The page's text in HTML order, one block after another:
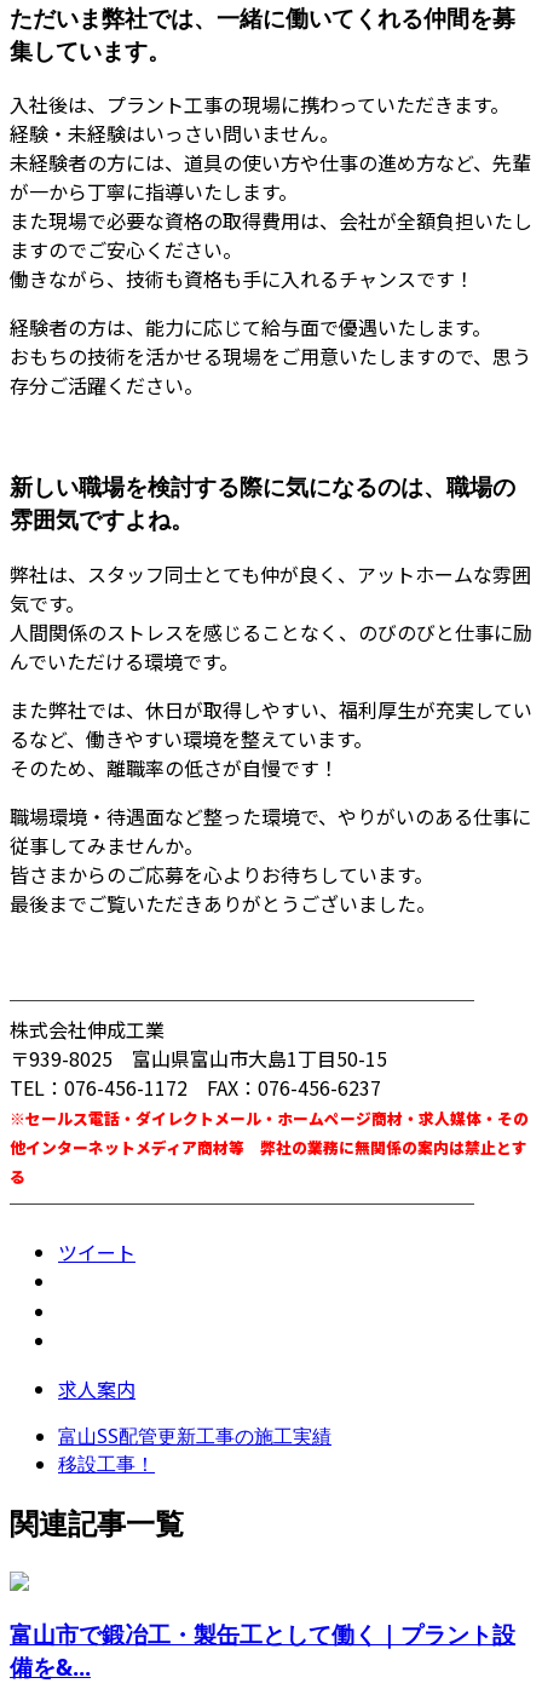
ただいま弊社では、一緒に働いてくれる仲間を募
集しています。
入社後は、プラント工事の現場に携わっていただきます。
経験・未経験はいっさい問いません。
未経験者の方には、道具の使い方や仕事の進め方など、先輩
が一から丁寧に指導いたします。
また現場で必要な資格の取得費用は、会社が全額負担いたし
ますのでご安心ください。
働きながら、技術も資格も手に入れるチャンスです！
経験者の方は、能力に応じて給与面で優遇いたします。
おもちの技術を活かせる現場をご用意いたしますので、思う
存分ご活躍ください。
新しい職場を検討する際に気になるのは、職場の
雰囲気ですよね。
弊社は、スタッフ同士とても仲が良く、アットホームな雰囲
気です。
人間関係のストレスを感じることなく、のびのびと仕事に励
んでいただける環境です。
また弊社では、休日が取得しやすい、福利厚生が充実してい
るなど、働きやすい環境を整えています。
そのため、離職率の低さが自慢です！
職場環境・待遇面など整った環境で、やりがいのある仕事に
従事してみませんか。
皆さまからのご応募を心よりお待ちしています。
最後までご覧いただきありがとうございました。
────────────────────────
株式会社伸成工業
〒939-8025 富山県富山市大島1丁目50-15
TEL：076-456-1172 FAX：076-456-6237
※セールス電話・ダイレクトメール・ホームページ商材・求人媒体・その
他インターネットメディア商材等 弊社の業務に無関係の案内は禁止とす
る
────────────────────────
ツイート
求人案内
富山SS配管更新工事の施工実績
移設工事！
関連記事一覧
富山市で鍛冶工・製缶工として働く｜プラント設
備を&...